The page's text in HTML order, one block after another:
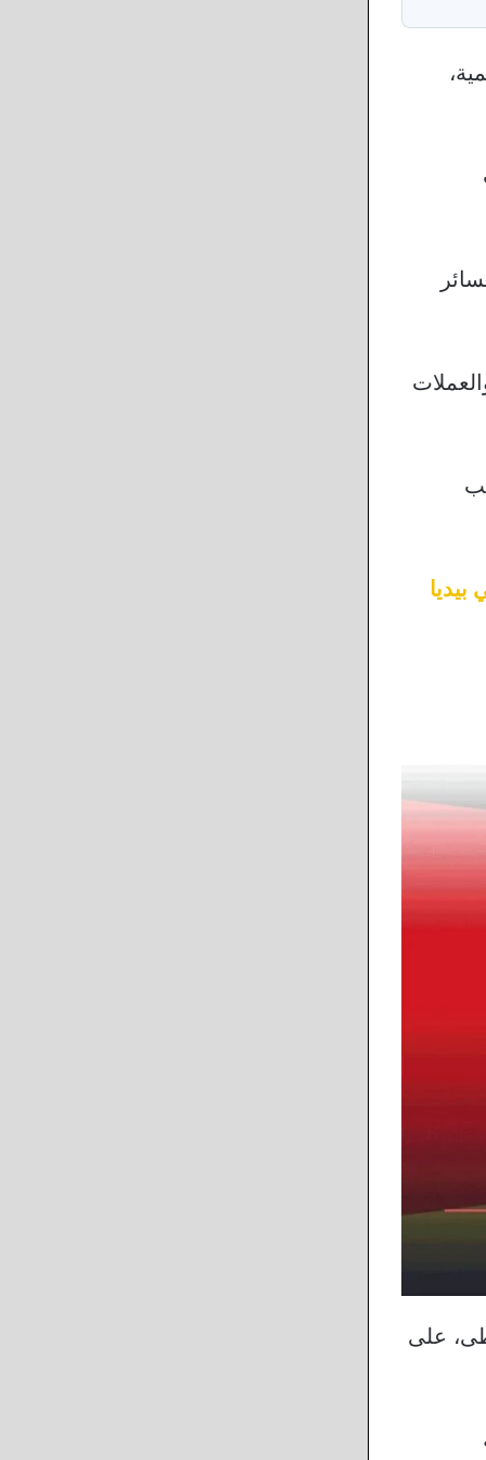
بيديا
على